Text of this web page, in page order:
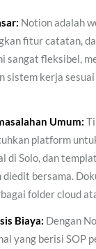
Notion adalah
fitur catatan,
sangat fleksibel,
sistem kerja
Umum:
platform
di Solo, dan
diedit bersama.
folder cloud
Biaya: Dengan
yang berisi SOP